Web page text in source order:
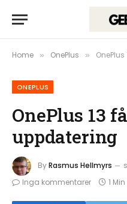
Home » OnePlus »
ONEPLUS
OnePlus 13
uppdatering
ByRasmus Hellmyrs
Inga kommentarer
1